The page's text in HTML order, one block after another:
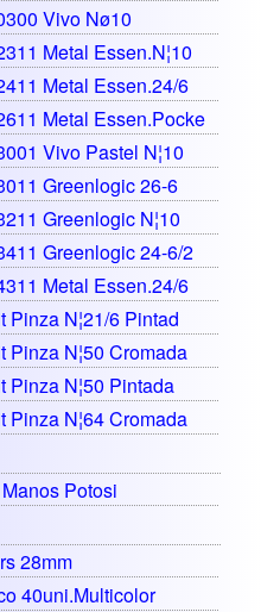
Vivo Nø10
Metal Essen.n¦10
Metal Essen.24/6
Metal Essen.pocke
Vivo Pastel N¦10
Greenlogic 26-6
Greenlogic N¦10
Greenlogic 24-6/2
Metal Essen.24/6
Pinza N¦21/6 Pintad
Pinza N¦50 Cromada
Pinza N¦50 Pintada
Pinza N¦64 Cromada
Potosi
28mm
40uni.multicolor